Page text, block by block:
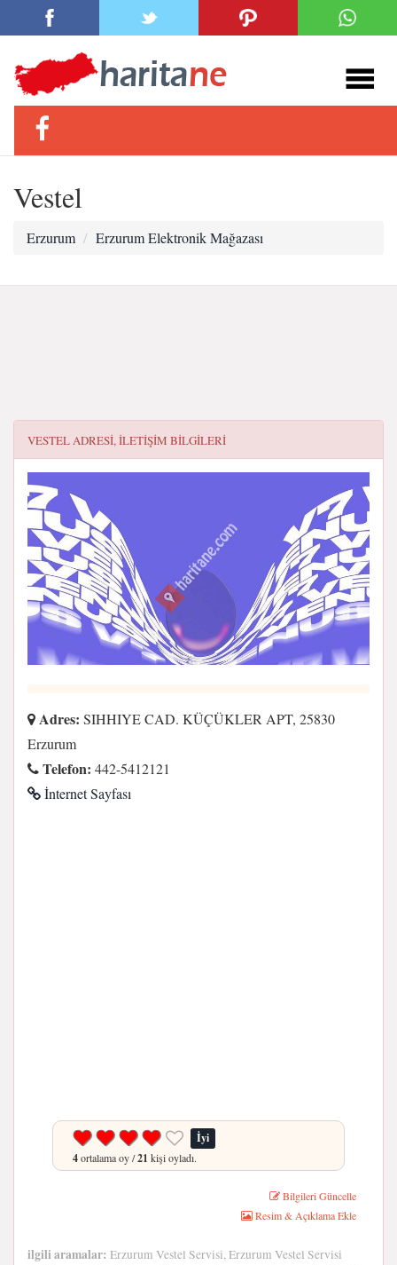
Vestel
Erzurum Erzurum Elektronik Mağazası
VESTELADRESI, ILETIŞIM BILGILERI
Adres: SIHHIYE CAD. KÜÇÜKLER APT, 25830
Erzurum
Telefon: 442-5412121
İnternet Sayfası
İyi
4ortalama oy /21 kişi oyladı.
Bilgileri Güncelle
Resim & Açıklama Ekle
ilgili aramalar: Erzurum Vestel Servisi, Erzurum Vestel Servisi